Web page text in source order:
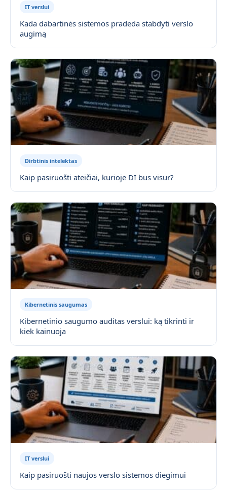
IT verslui
Kada dabartinės sistemos pradeda stabdyti verslo
augimą
Dirbtinis intelektas
Kaip pasiruošti ateičiai, kurioje DI bus visur?
Kibernetinis saugumas
Kibernetinio saugumo auditas verslui: ką tikrinti ir
kiek kainuoja
IT verslui
Kaip pasiruošti naujos verslo sistemos diegimui